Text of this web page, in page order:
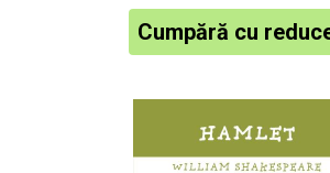
Cumpără cu